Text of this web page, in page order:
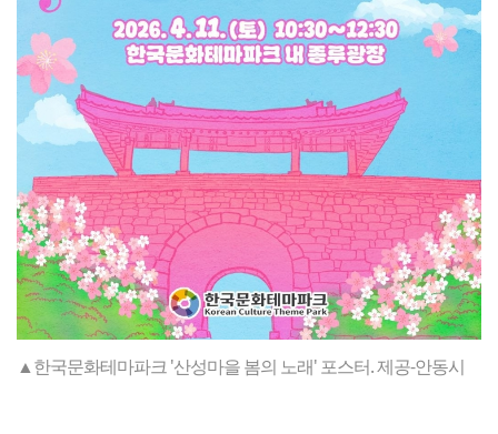
▲한국문화테마파크 '산성마을 봄의 노래' 포스터. 제공-안동시